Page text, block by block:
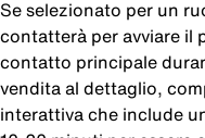
Se selezionato per un
contatterà per avviare il
contatto principale
vendita al dettaglio,
interattiva che include